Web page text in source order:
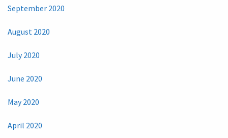
September 2020
August 2020
July 2020
June 2020
May 2020
April 2020